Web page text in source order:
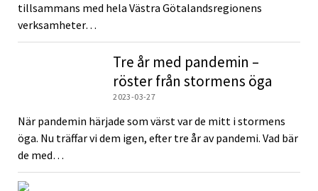
tillsammans med hela Västra Götalandsregionens
verksamheter…
Tre år med pandemin –
röster från stormens öga
2023-03-27
När pandemin härjade som värst var de mitt i stormens
öga. Nu träffar vi dem igen, efter tre år av pandemi. Vad bär
de med…